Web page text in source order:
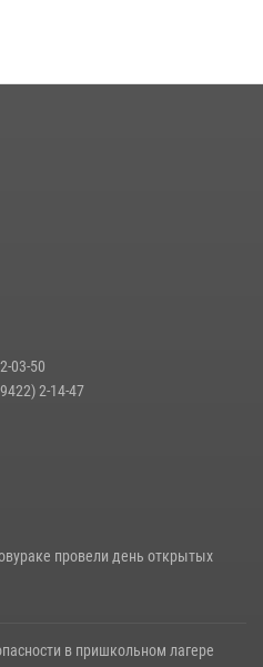
и призерами
2026
провела профилактические
Росгвардии за
конфликтной ситуации
03-50
2-14-47
провели день открытых
в пришкольном лагере